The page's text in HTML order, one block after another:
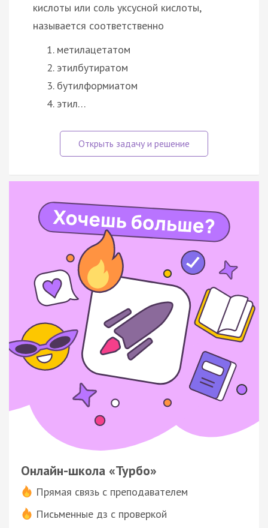
кислоты или соль уксусной кислоты,
называется соответственно
метилацетатом
этилбутиратом
бутилформиатом
этил…
Онлайн-школа «Турбо»
Прямая связь с преподавателем
Письменные дз с проверкой